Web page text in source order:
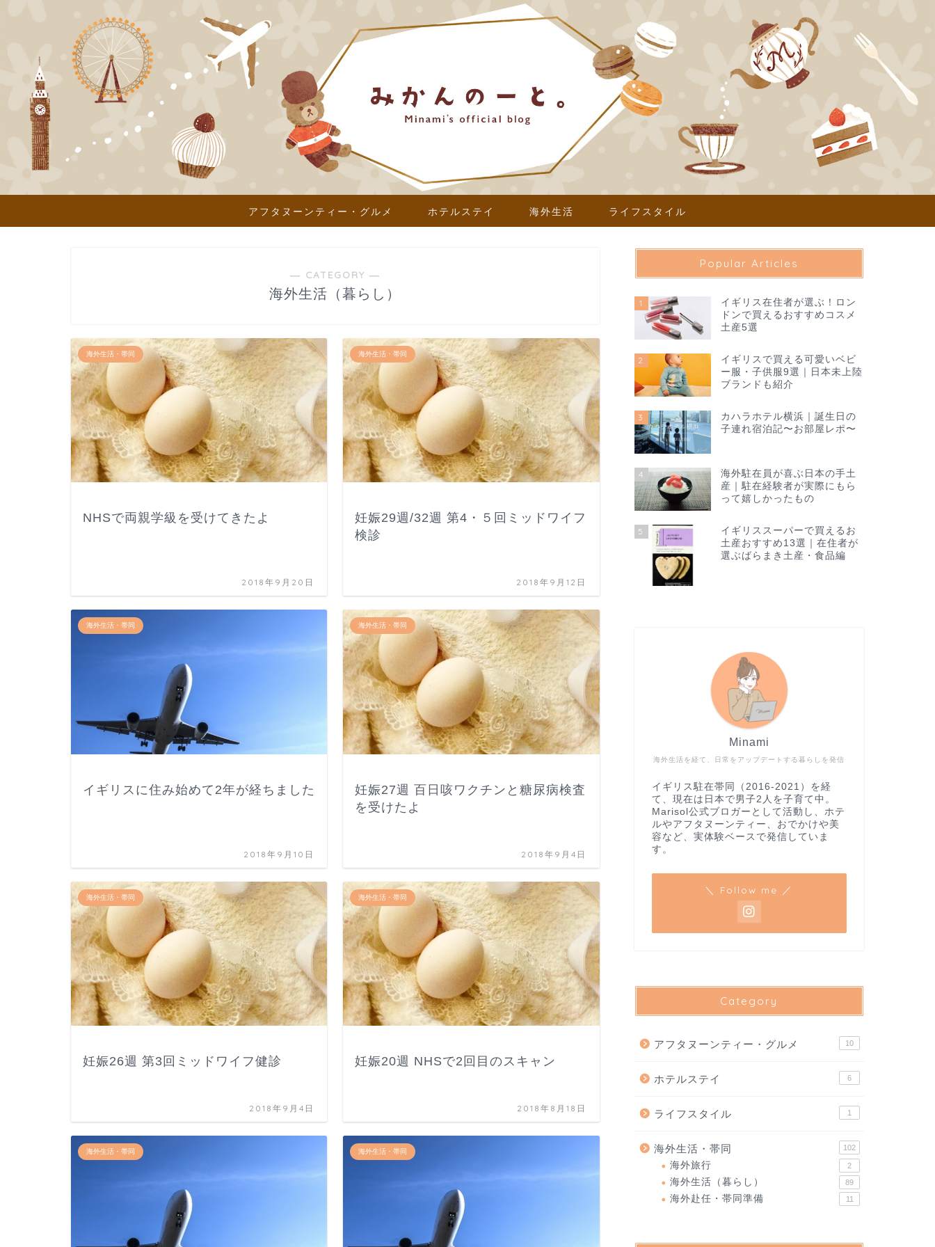
アフタヌーンティー・グルメ ホテルステイ 海外生活 ライフスタイル
― CATEGORY ―
海外生活（暮らし）
海外生活・帯同
NHSで両親学級を受けてきたよ
2018年9月20日
海外生活・帯同
妊娠29週/32週 第4・５回ミッドワイフ
検診
2018年9月12日
海外生活・帯同
イギリスに住み始めて2年が経ちました
2018年9月10日
海外生活・帯同
妊娠27週 百日咳ワクチンと糖尿病検査
を受けたよ
2018年9月4日
海外生活・帯同
妊娠26週 第3回ミッドワイフ健診
2018年9月4日
海外生活・帯同
妊娠20週 NHSで2回目のスキャン
2018年8月18日
海外生活・帯同 海外生活・帯同
Popular Articles
1
イギリス在住者が選ぶ！ロン
ドンで買えるおすすめコスメ
土産5選
2
イギリスで買える可愛いベビ
ー服・子供服9選｜日本未上陸
ブランドも紹介
3
カハラホテル横浜｜誕生日の
子連れ宿泊記〜お部屋レポ〜
4
海外駐在員が喜ぶ日本の手土
産｜駐在経験者が実際にもら
って嬉しかったもの
5
イギリススーパーで買えるお
土産おすすめ13選｜在住者が
選ぶばらまき土産・食品編
海外生活を経て、日常をアップデートする暮らしを発信
Minami
イギリス駐在帯同（2016-2021）を経
て、現在は日本で男子2人を子育て中。
Marisol公式ブロガーとして活動し、ホテ
ルやアフタヌーンティー、おでかけや美
容など、実体験ベースで発信していま
す。
＼ Follow me ／
Category
アフタヌーンティー・グルメ 10
ホテルステイ 6
ライフスタイル 1
海外生活・帯同 102
海外旅行 2
海外生活（暮らし） 89
海外赴任・帯同準備 11